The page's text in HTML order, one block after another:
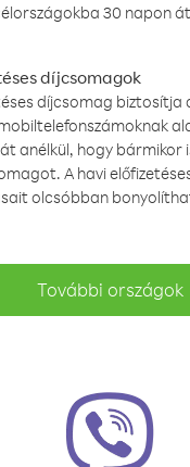
30 napon
díjcsomagok
díjcsomag biztosítja
anélkül, hogy bármikor
A havi
olcsóbban
További országok